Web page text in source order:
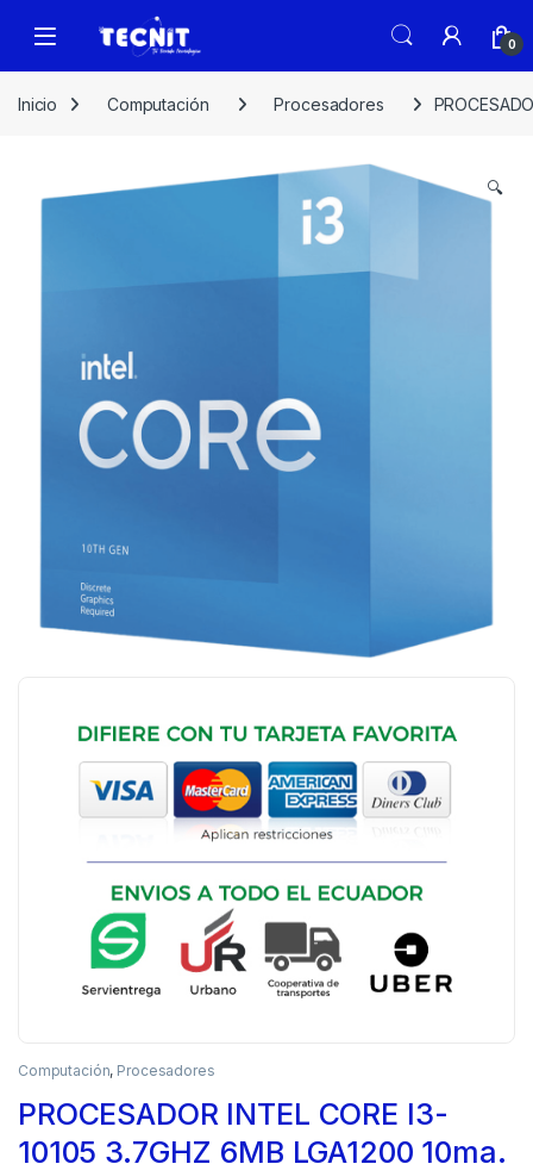
0
Inicio Computación Procesadores
🔍
Computación, Procesadores
PROCESADOR INTEL CORE I3-
10105 3.7GHZ 6MB LGA1200 10ma.